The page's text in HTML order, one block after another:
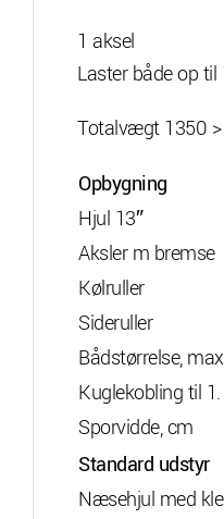
1 aksel
Laster både op til
Totalvægt 1350
Opbygning
Hjul 13″
Aksler m bremse
Kølruller
Sideruller
Bådstørrelse,
Kuglekobling til
Sporvidde, cm
Standard udstyr
Næsehjul med